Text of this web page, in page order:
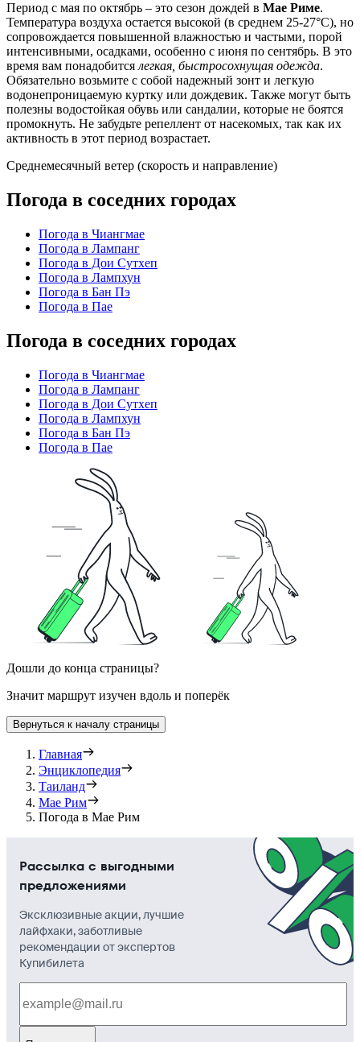
Период с мая по октябрь – это сезон дождей в Мае Риме.
Температура воздуха остается высокой (в среднем 25-27°C), но
сопровождается повышенной влажностью и частыми, порой
интенсивными, осадками, особенно с июня по сентябрь. В это
время вам понадобится легкая, быстросохнущая одежда.
Обязательно возьмите с собой надежный зонт и легкую
водонепроницаемую куртку или дождевик. Также могут быть
полезны водостойкая обувь или сандалии, которые не боятся
промокнуть. Не забудьте репеллент от насекомых, так как их
активность в этот период возрастает.
Среднемесячный ветер (скорость и направление)
Погода в соседних городах
Погода в Чиангмае
Погода в Лампанг
Погода в Дои Сутхеп
Погода в Лампхун
Погода в Бан Пэ
Погода в Пае
Погода в соседних городах
Погода в Чиангмае
Погода в Лампанг
Погода в Дои Сутхеп
Погода в Лампхун
Погода в Бан Пэ
Погода в Пае
Дошли до конца страницы?
Значит маршрут изучен вдоль и поперёк
Вернуться к началу страницы
Главная
Энциклопедия
Таиланд
Мае Рим
Погода в Мае Рим
Рассылка с выгодными
предложениями
Эксклюзивные акции, лучшие
лайфхаки, заботливые
рекомендации от экспертов
Купибилета